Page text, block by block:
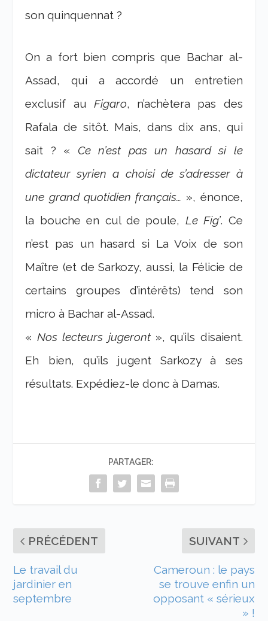
son quinquennat ?
On a fort bien compris que Bachar al-
Assad, qui a accordé un entretien
exclusif au Figaro, n’achètera pas des
Rafala de sitôt. Mais, dans dix ans, qui
sait ? « Ce n’est pas un hasard si le
dictateur syrien a choisi de s’adresser à
une grand quotidien français… », énonce,
la bouche en cul de poule, Le Fig’. Ce
n’est pas un hasard si La Voix de son
Maître (et de Sarkozy, aussi, la Félicie de
certains groupes d’intérêts) tend son
micro à Bachar al-Assad.
« Nos lecteurs jugeront», qu’ils disaient.
Eh bien, qu’ils jugent Sarkozy à ses
résultats. Expédiez-le donc à Damas.
PARTAGER:
PRÉCÉDENT
Le travail du
jardinier en
septembre
SUIVANT
Cameroun : le pays
se trouve enfin un
opposant « sérieux
» !